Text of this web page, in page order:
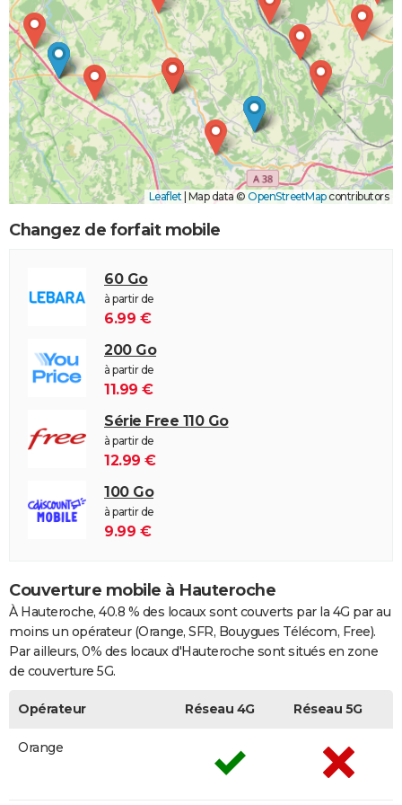
Leaflet Map data © OpenStreetMapcontributors
Changez de forfait mobile
60 Go
à partir de
6.99 €
200 Go
à partir de
11.99 €
Série Free 110 Go
à partir de
12.99 €
100 Go
à partir de
9.99 €
Couverture mobile à Hauteroche
À Hauteroche, 40.8 % des locaux sont couverts par la 4G par au
moins un opérateur (Orange, SFR, Bouygues Télécom, Free).
Par ailleurs, 0% des locaux d'Hauteroche sont situés en zone
de couverture 5G.
Opérateur Réseau 4G Réseau 5G
Orange